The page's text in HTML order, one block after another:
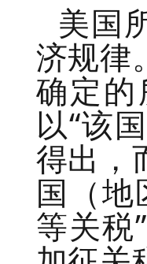
美国
济规律
确定
以“该
得出，
国（地
等关税